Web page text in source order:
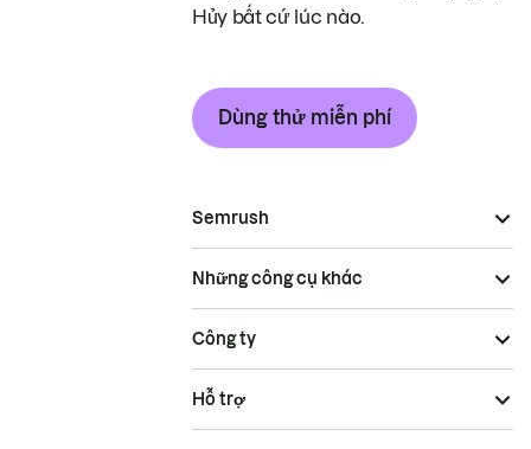
Hủy bất cứ lúc nào.
Dùng thử miễn phí
Semrush
Những công cụ khác
Công ty
Hỗ trợ